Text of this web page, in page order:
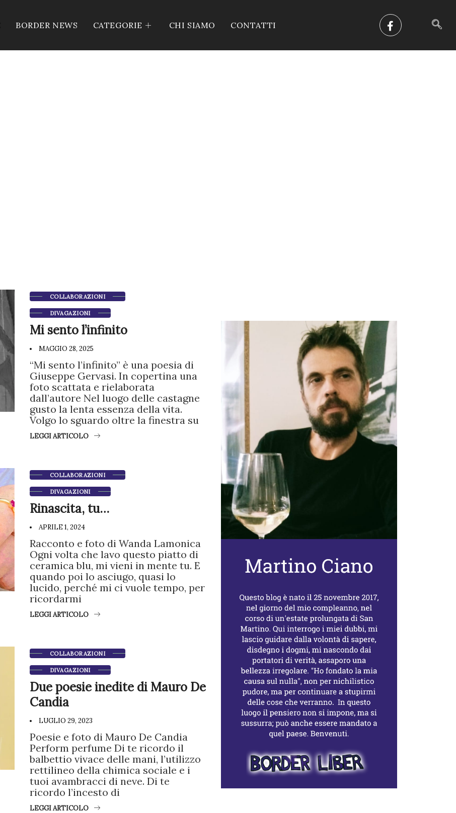
BORDER NEWS CATEGORIE CHI SIAMO CONTATTI
COLLABORAZIONI
DIVAGAZIONI
Mi sento l’infinito
MAGGIO 28, 2025
“Mi sento l’infinito” è una poesia di
Giuseppe Gervasi. In copertina una
foto scattata e rielaborata
dall’autore Nel luogo delle castagne
gusto la lenta essenza della vita.
Volgo lo sguardo oltre la finestra su
LEGGI ARTICOLO
COLLABORAZIONI
DIVAGAZIONI
Rinascita, tu…
APRILE 1, 2024
Racconto e foto di Wanda Lamonica
Ogni volta che lavo questo piatto di
ceramica blu, mi vieni in mente tu. E
quando poi lo asciugo, quasi lo
lucido, perché mi ci vuole tempo, per
ricordarmi
LEGGI ARTICOLO
COLLABORAZIONI
DIVAGAZIONI
Due poesie inedite di Mauro De
Candia
LUGLIO 29, 2023
Poesie e foto di Mauro De Candia
Perform perfume Di te ricordo il
balbettio vivace delle mani, l’utilizzo
rettilineo della chimica sociale e i
tuoi avambracci di neve. Di te
ricordo l’incesto di
LEGGI ARTICOLO